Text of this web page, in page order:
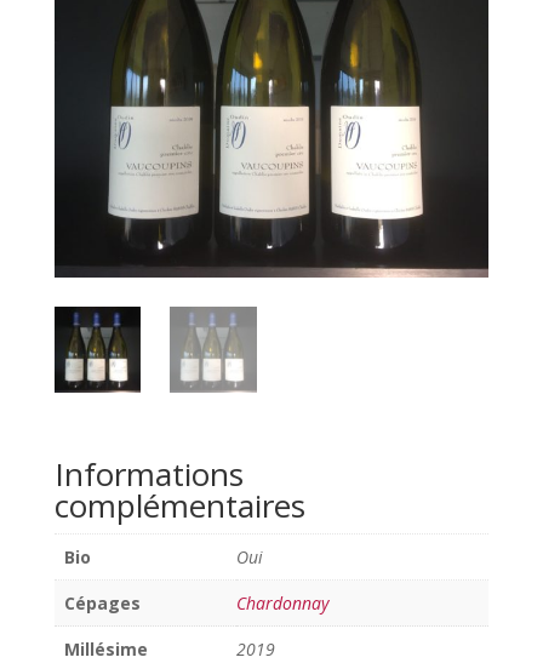
Informations
complémentaires
Bio
Oui
Cépages
Chardonnay
Millésime
2019